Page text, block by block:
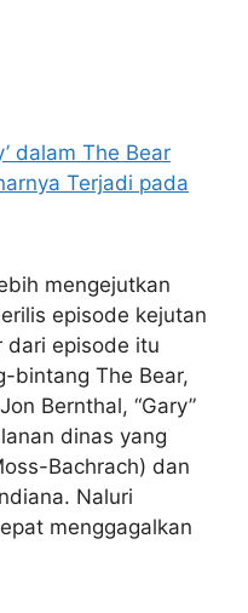
mengejutkan
episode kejutan
dari episode itu
bintang The Bear,
Bernthal, “Gary”
dinas yang
Bachrach) dan
Naluri
menggagalkan